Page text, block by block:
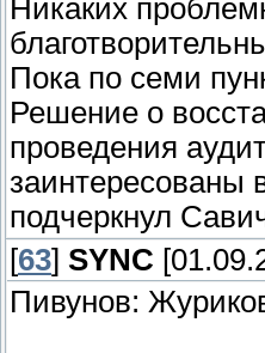
Никаких
Пока по семи
Решение о
проведения
заинтересованы
подчеркнул
[63] SYNC
Пивунов: